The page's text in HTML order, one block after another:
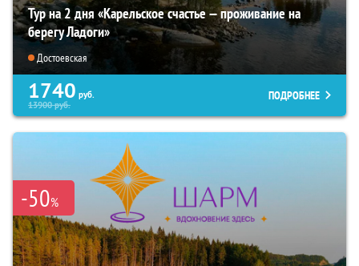
Тур на 2 дня «Карельское счастье — проживание на
берегу Ладоги»
Достоевская
1740 руб.
13900руб.
ПОДРОБНЕЕ
-50%